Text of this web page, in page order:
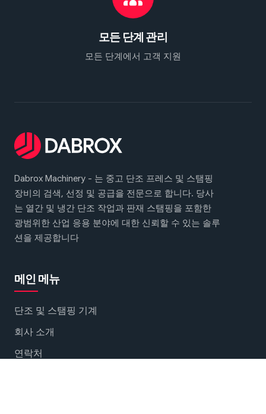
모든 단계 관리
모든 단계에서 고객 지원
Dabrox Machinery - 는 중고 단조 프레스 및 스탬핑
장비의 검색, 선정 및 공급을 전문으로 합니다. 당사
는 열간 및 냉간 단조 작업과 판재 스탬핑을 포함한
광범위한 산업 응용 분야에 대한 신뢰할 수 있는 솔루
션을 제공합니다
메인 메뉴
단조 및 스탬핑 기계
회사 소개
연락처